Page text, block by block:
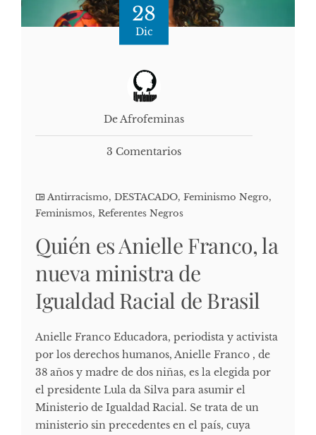
28
Dic
De Afrofeminas
3 Comentarios
Antirracismo, DESTACADO, Feminismo Negro,
Feminismos, Referentes Negros
Quién es Anielle Franco, la
nueva ministra de
Igualdad Racial de Brasil
Anielle Franco Educadora, periodista y activista
por los derechos humanos, Anielle Franco , de
38 años y madre de dos niñas, es la elegida por
el presidente Lula da Silva para asumir el
Ministerio de Igualdad Racial. Se trata de un
ministerio sin precedentes en el país, cuya